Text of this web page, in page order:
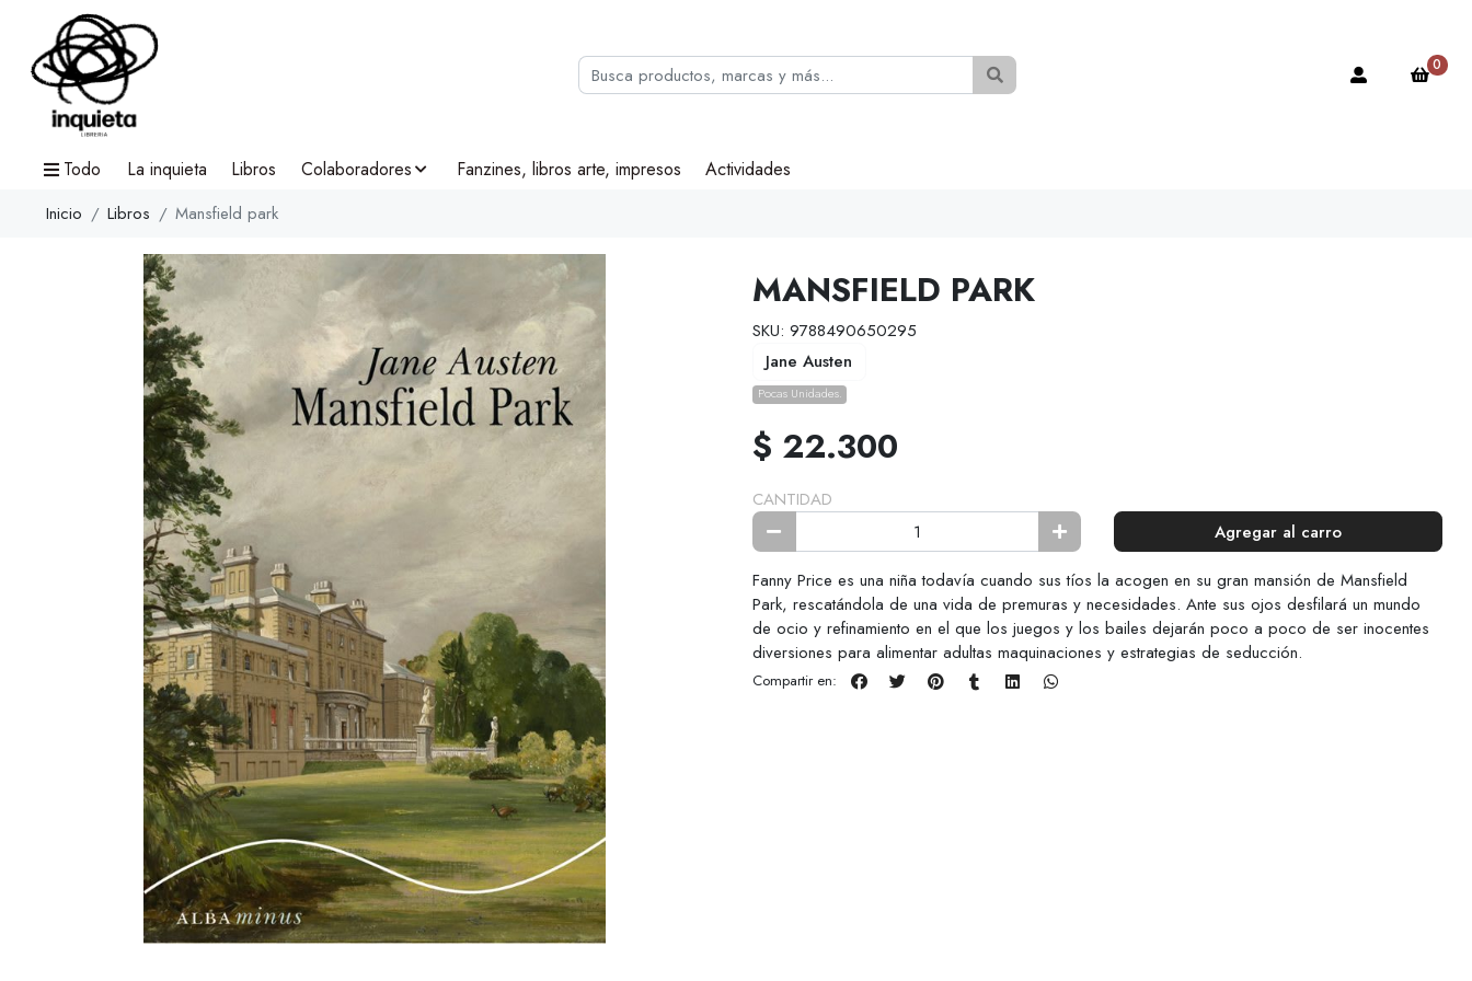
0
Todo La inquieta Libros Colaboradores Fanzines, libros arte, impresos Actividades
Inicio Libros Mansfield park
MANSFIELD PARK
SKU: 9788490650295
Jane Austen
Pocas Unidades.
$ 22.300
CANTIDAD
Agregar al carro
Fanny Price es una niña todavía cuando sus tíos la acogen en su gran mansión de Mansfield
Park, rescatándola de una vida de premuras y necesidades. Ante sus ojos desfilará un mundo
de ocio y refinamiento en el que los juegos y los bailes dejarán poco a poco de ser inocentes
diversiones para alimentar adultas maquinaciones y estrategias de seducción.
Compartir en: